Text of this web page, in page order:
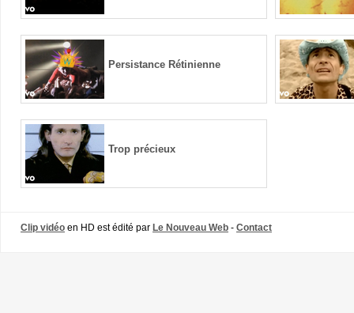
Persistance Rétinienne
Trop précieux
Clip vidéo en HD est édité par Le Nouveau Web - Contact